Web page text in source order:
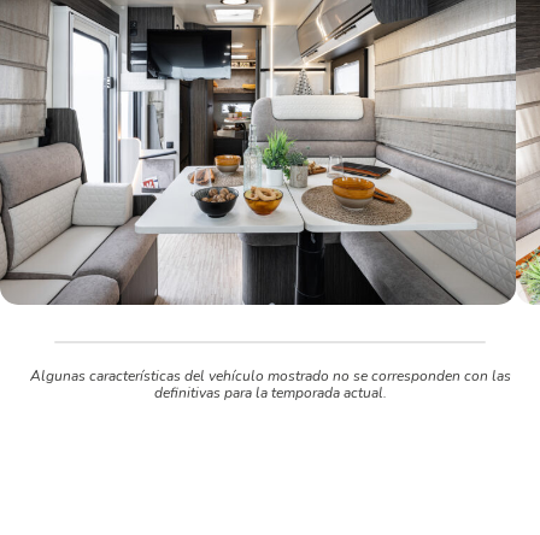
Algunas características del vehículo mostrado no se corresponden con las
definitivas para la temporada actual.